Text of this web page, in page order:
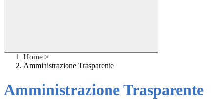
Home >
Amministrazione Trasparente
Amministrazione Trasparente